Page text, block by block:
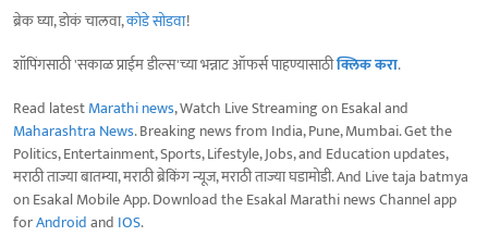
ब्रेक घ्या, डोकं चालवा,कोडे सोडवा!
शॉपिंगसाठी 'सकाळ प्राईम डील्स'च्या भन्नाट ऑफर्स पाहण्यासाठीक्लिक करा.
Read latestMarathi news, Watch Live Streaming on Esakal and
Maharashtra News. Breaking news from India, Pune, Mumbai. Get the
Politics, Entertainment, Sports, Lifestyle, Jobs, and Education updates,
मराठी ताज्या बातम्या, मराठी ब्रेकिंग न्यूज, मराठी ताज्या घडामोडी. And Live taja batmya
on Esakal Mobile App. Download the Esakal Marathi news Channel app
forAndroidand IOS.